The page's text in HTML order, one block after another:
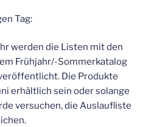
Tag:
werden die Listen mit den
Frühjahr/-Sommerkatalog
Die Produkte
erhältlich sein oder solange
versuchen, die Auslaufliste